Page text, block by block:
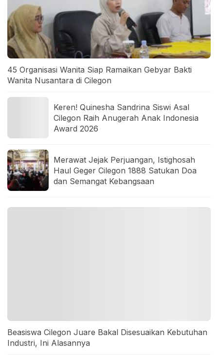
45 Organisasi Wanita Siap Ramaikan Gebyar Bakti
Wanita Nusantara di Cilegon
Keren! Quinesha Sandrina Siswi Asal
Cilegon Raih Anugerah Anak Indonesia
Award 2026
Merawat Jejak Perjuangan, Istighosah
Haul Geger Cilegon 1888 Satukan Doa
dan Semangat Kebangsaan
Beasiswa Cilegon Juare Bakal Disesuaikan Kebutuhan
Industri, Ini Alasannya